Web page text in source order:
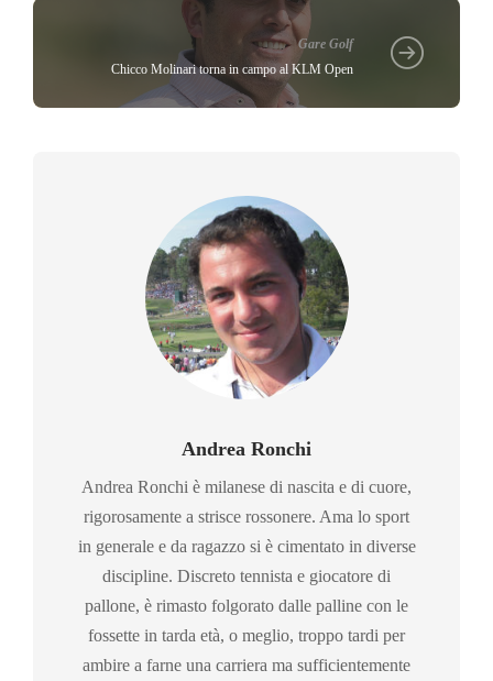
Gare Golf
Chicco Molinari torna in campo al KLM Open
Andrea Ronchi
Andrea Ronchi è milanese di nascita e di cuore,
rigorosamente a strisce rossonere. Ama lo sport
in generale e da ragazzo si è cimentato in diverse
discipline. Discreto tennista e giocatore di
pallone, è rimasto folgorato dalle palline con le
fossette in tarda età, o meglio, troppo tardi per
ambire a farne una carriera ma sufficientemente